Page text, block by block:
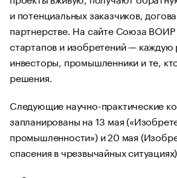
и потенциальных заказчиков,
партнерстве. На сайте Союза ВОИР
стартапов и изобретений — каждую
инвесторы, промышленники и те,
решения.
Следующие научно-практические
запланированы на 13 мая
промышленности») и 20 мая
спасения в чрезвычайных